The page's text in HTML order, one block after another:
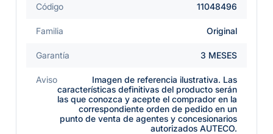
Código 11048496
Familia Original
Garantía 3 MESES
Aviso
Imagen de referencia ilustrativa. Las
características definitivas del producto serán
las que conozca y acepte el comprador en la
correspondiente orden de pedido en un
punto de venta de agentes y concesionarios
autorizados AUTECO.